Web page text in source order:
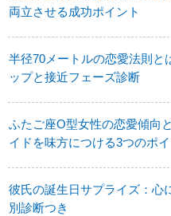
両立させる成功ポイント
半径70メートルの恋愛法則と
ップと接近フェーズ診断
ふたご座O型女性の恋愛傾向
イドを味方につける3つのポイ
彼氏の誕生日サプライズ：心
別診断つき